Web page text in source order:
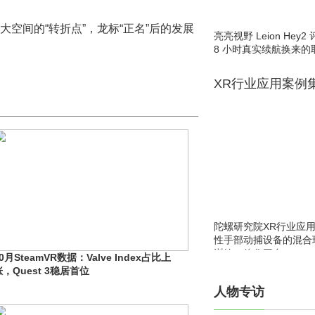
空间的“转折点”，龙标“正名”后的发展
月SteamVR数据：Valve Index占比上
，Quest 3稳居首位
亮亮视野 Leion Hey2
8 小时真实续航换来的
XR行业应用案例
陀螺研究院XR行业应
性手部动捕设备的混
训练一体化平台
人物专访